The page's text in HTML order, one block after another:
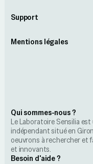
Support
Mentions légales
Qui sommes-nous ?
Le Laboratoire Sensilia
indépendant situé en
oeuvrons à rechercher et
et innovants.
Besoin d'aide ?